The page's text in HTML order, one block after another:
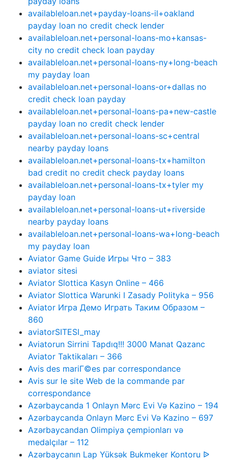
availableloan.net+payday-loans-il+oakland
payday loan no credit check lender
availableloan.net+personal-loans-mo+kansas-
city no credit check loan payday
availableloan.net+personal-loans-ny+long-beach
my payday loan
availableloan.net+personal-loans-or+dallas no
credit check loan payday
availableloan.net+personal-loans-pa+new-castle
payday loan no credit check lender
availableloan.net+personal-loans-sc+central
nearby payday loans
availableloan.net+personal-loans-tx+hamilton
bad credit no credit check payday loans
availableloan.net+personal-loans-tx+tyler my
payday loan
availableloan.net+personal-loans-ut+riverside
nearby payday loans
availableloan.net+personal-loans-wa+long-beach
my payday loan
Aviator Game Guide Игры Что – 383
aviator sitesi
Aviator Slottica Kasyn Online – 466
Aviator Slottica Warunki I Zasady Polityka – 956
Aviator Игра Демо Играть Таким Образом –
860
aviatorSITESI_may
Aviatorun Sirrini Tapdıq!!! 3000 Manat Qazanc
Aviator Taktikaları – 366
Avis des mariГ©es par correspondance
Avis sur le site Web de la commande par
correspondance
Azərbaycanda 1 Onlayn Mərc Evi Və Kazino – 194
Azərbaycanda Onlayn Mərc Evi Və Kazino – 697
Azərbaycandan Olimpiya çempionları və
medalçılar – 112
Azərbaycanın Lap Yüksək Bukmeker Kontoru ᐉ